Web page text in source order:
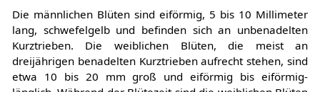
Die männlichen Blüten sind eiförmig, 5 bis 10 Millimeter
lang, schwefelgelb und befinden sich an unbenadelten
Kurztrieben. Die weiblichen Blüten, die meist an
dreijährigen benadelten Kurztrieben aufrecht stehen, sind
etwa 10 bis 20 mm groß und eiförmig bis eiförmig-